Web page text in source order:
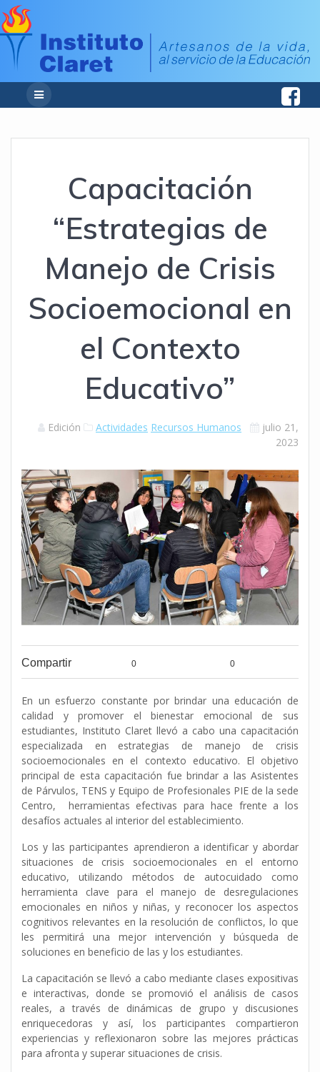
Capacitación
“Estrategias de
Manejo de Crisis
Socioemocional en
el Contexto
Educativo”
Edición Actividades Recursos Humanos
julio 21,
2023
Compartir 0 0
En un esfuerzo constante por brindar una educación de
calidad y promover el bienestar emocional de sus
estudiantes, Instituto Claret llevó a cabo una capacitación
especializada en estrategias de manejo de crisis
socioemocionales en el contexto educativo. El objetivo
principal de esta capacitación fue brindar a las Asistentes
de Párvulos, TENS y Equipo de Profesionales PIE de la sede
Centro, herramientas efectivas para hace frente a los
desafíos actuales al interior del establecimiento.
Los y las participantes aprendieron a identificar y abordar
situaciones de crisis socioemocionales en el entorno
educativo, utilizando métodos de autocuidado como
herramienta clave para el manejo de desregulaciones
emocionales en niños y niñas, y reconocer los aspectos
cognitivos relevantes en la resolución de conflictos, lo que
les permitirá una mejor intervención y búsqueda de
soluciones en beneficio de las y los estudiantes.
La capacitación se llevó a cabo mediante clases expositivas
e interactivas, donde se promovió el análisis de casos
reales, a través de dinámicas de grupo y discusiones
enriquecedoras y así, los participantes compartieron
experiencias y reflexionaron sobre las mejores prácticas
para afronta y superar situaciones de crisis.